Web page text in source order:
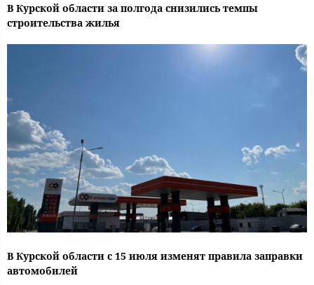
В Курской области за полгода снизились темпы
строительства жилья
В Курской области с 15 июля изменят правила заправки
автомобилей